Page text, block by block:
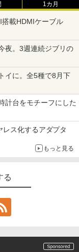
1カ月
載HDMIケーブル
夜。3週連続ジブリの
イに。全5種で8月下
計台をモチーフにした
ス化するアダプタ
もっと見る
る